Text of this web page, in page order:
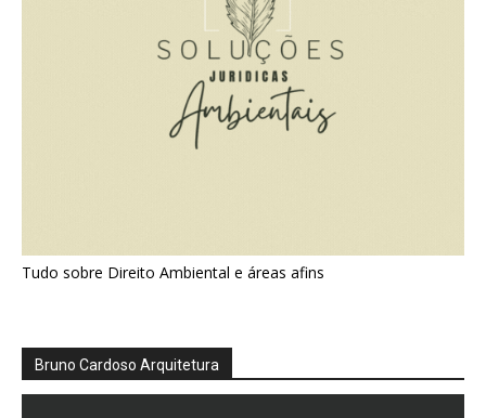
Tudo sobre Direito Ambiental e áreas afins
Bruno Cardoso Arquitetura